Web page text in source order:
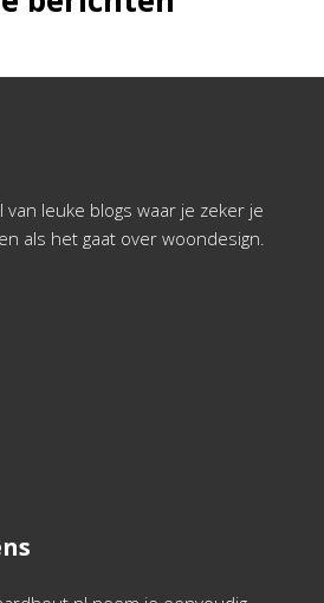
leuke blogs waar je zeker je
als het gaat over woondesign.